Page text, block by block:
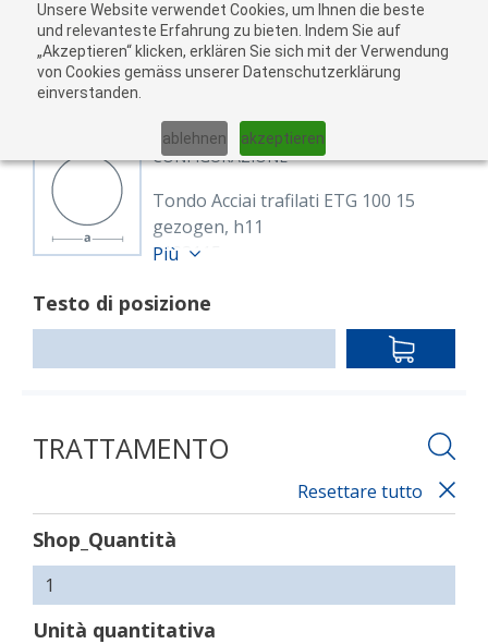
Unsere Website verwendet Cookies, um Ihnen die beste
und relevanteste Erfahrung zu bieten. Indem Sie auf
„Akzeptieren“ klicken, erklären Sie sich mit der Verwendung
von Cookies gemäss unserer Datenschutzerklärung
einverstanden.
ablehnen akzeptieren
01 02
CONFIGURAZIONE
Tondo Acciai trafilati ETG 100 15
gezogen, h11
8123115
blank, gezogen h11
Lunghezza: 3,000.00 mm
Più
Testo di posizione
IN
TRATTAMENTO
Resettare tutto
Shop_Quantità
Unità quantitativa